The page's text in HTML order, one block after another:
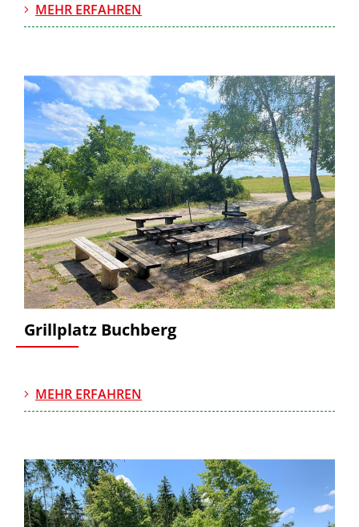
MEHR ERFAHREN
Grillplatz Buchberg
MEHR ERFAHREN